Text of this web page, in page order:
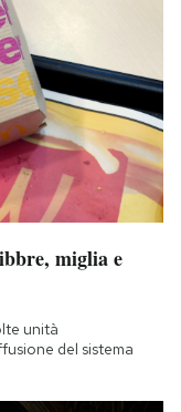
miglia e
unità
del sistema